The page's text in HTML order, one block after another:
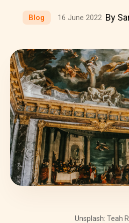
Blog 16 June 2022 By
Unsplash: Teah